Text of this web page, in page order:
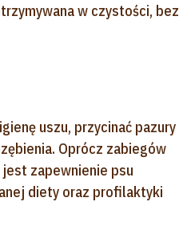
w czystości, bez
uszu, przycinać pazury
Oprócz zabiegów
zapewnienie psu
diety oraz profilaktyki